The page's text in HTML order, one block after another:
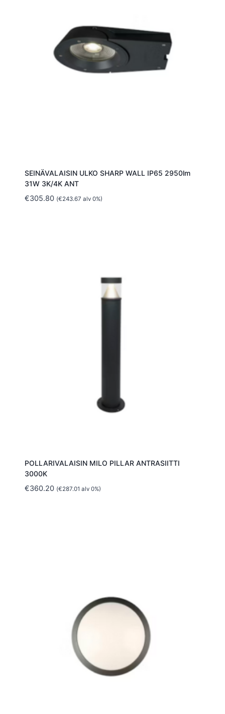
SEINÄVALAISIN ULKO SHARP WALL IP65 2950lm
31W 3K/4K ANT
€305.80 (€243.67 alv 0%)
POLLARIVALAISIN MILO PILLAR ANTRASIITTI
3000K
€360.20 (€287.01 alv 0%)